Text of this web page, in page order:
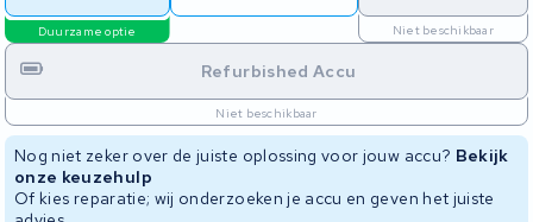
Duurzame optie Niet beschikbaar
Refurbished Accu
Niet beschikbaar
Nog niet zeker over de juiste oplossing voor jouw accu? Bekijk
onze keuzehulp
Of kies reparatie; wij onderzoeken je accu en geven het juiste